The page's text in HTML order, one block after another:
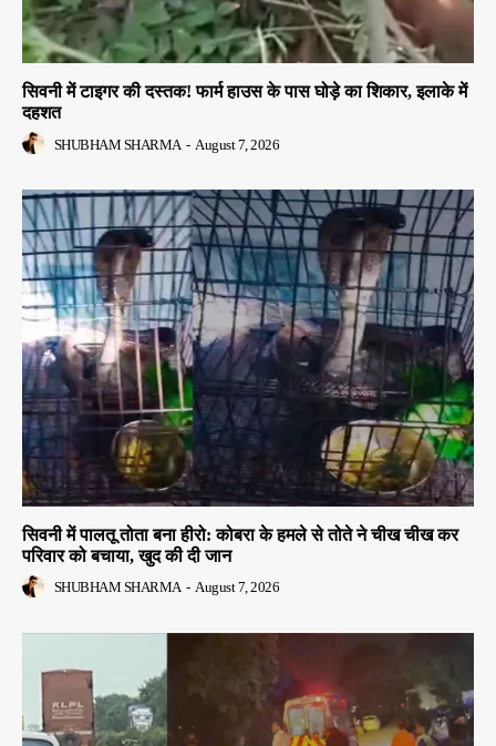
सिवनी में टाइगर की दस्तक! फार्म हाउस के पास घोड़े का शिकार, इलाके में
दहशत
SHUBHAM SHARMA - August 7, 2026
सिवनी में पालतू तोता बना हीरो: कोबरा के हमले से तोते ने चीख चीख कर
परिवार को बचाया, खुद की दी जान
SHUBHAM SHARMA - August 7, 2026